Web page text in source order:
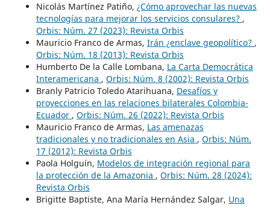
Nicolás Martínez Patiño, ¿Cómo aprovechar las nuevas
tecnologías para mejorar los servicios consulares? ,
Orbis: Núm. 27 (2023): Revista Orbis
Mauricio Franco de Armas, Irán ¿enclave geopolítico? ,
Orbis: Núm. 18 (2013): Revista Orbis
Humberto De la Calle Lombana, La Carta Democrática
Interamericana , Orbis: Núm. 8 (2002): Revista Orbis
Branly Patricio Toledo Atarihuana, Desafíos y
proyecciones en las relaciones bilaterales Colombia-
Ecuador , Orbis: Núm. 26 (2022): Revista Orbis
Mauricio Franco de Armas, Las amenazas
tradicionales y no tradicionales en Asia , Orbis: Núm.
17 (2012): Revista Orbis
Paola Holguín, Modelos de integración regional para
la protección de la Amazonia , Orbis: Núm. 28 (2024):
Revista Orbis
Brigitte Baptiste, Ana María Hernández Salgar, Una